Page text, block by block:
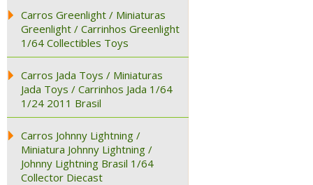
Carros Greenlight / Miniaturas
Greenlight / Carrinhos Greenlight
1/64 Collectibles Toys
Carros Jada Toys / Miniaturas
Jada Toys / Carrinhos Jada 1/64
1/24 2011 Brasil
Carros Johnny Lightning /
Miniatura Johnny Lightning /
Johnny Lightning Brasil 1/64
Collector Diecast